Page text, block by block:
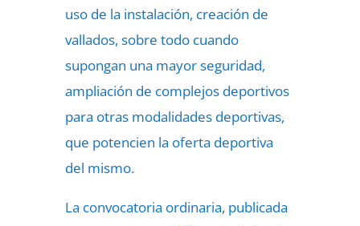
uso de la instalación, creación de
vallados, sobre todo cuando
supongan una mayor seguridad,
ampliación de complejos deportivos
para otras modalidades deportivas,
que potencien la oferta deportiva
del mismo.
La convocatoria ordinaria, publicada